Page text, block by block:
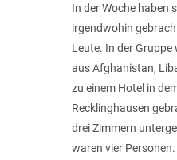
In der Woche haben
irgendwohin
Leute. In der
aus Afghanistan,
zu einem Hotel in
Recklinghausen
drei Zimmern
waren vier